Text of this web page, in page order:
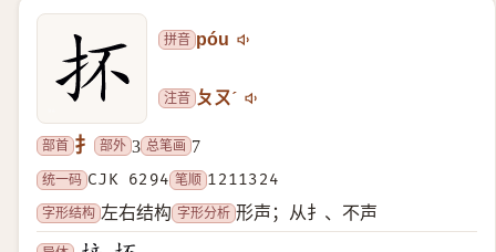
拼音 póu
注音 ㄆㄡˊ
部首 扌 部外 3 总笔画 7
统一码 CJK 6294 笔顺 1211324
字形结构 左右结构 字形分析 形声；从扌、不声